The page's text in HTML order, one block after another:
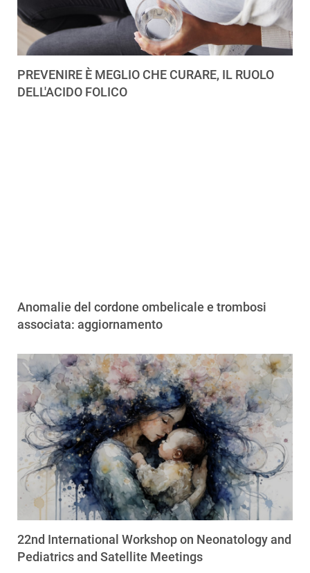
PREVENIRE È MEGLIO CHE CURARE, IL RUOLO
DELL'ACIDO FOLICO
Anomalie del cordone ombelicale e trombosi
associata: aggiornamento
22nd International Workshop on Neonatology and
Pediatrics and Satellite Meetings